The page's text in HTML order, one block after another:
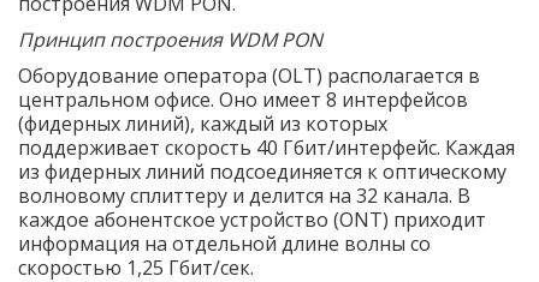
Принцип построения WDM PON
Оборудование оператора (OLT) располагается в
центральном офисе. Оно имеет 8 интерфейсов
(фидерных линий), каждый из которых
поддерживает скорость 40 Гбит/интерфейс. Каждая
из фидерных линий подсоединяется к оптическому
волновому сплиттеру и делится на 32 канала. В
каждое абонентское устройство (ONT) приходит
информация на отдельной длине волны со
скоростью 1,25 Гбит/сек.